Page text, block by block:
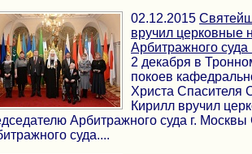
02.12.2015
вручил церковные
Арбитражного суда
2 декабря в
покоев
Христа Спасителя
Кирилл вручил
Арбитражного суда г.
суда....